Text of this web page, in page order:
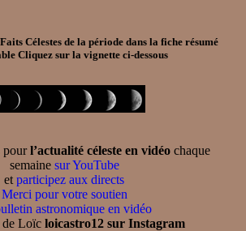
Célestes de la période dans la fiche résumé
Cliquez sur la vignette ci-dessous
pourl’actualité céleste en vidéochaque
semaine sur YouTube
et participez aux directs
Merci pour votre soutien
astronomique en vidéo
de Loïc loicastro12 sur Instagram